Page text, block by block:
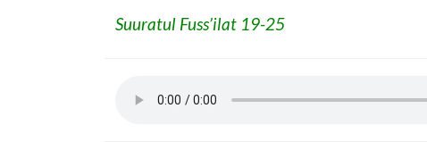
Suuratul Fuss’ilat 19-25